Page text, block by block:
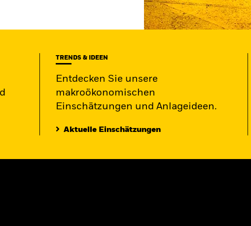
TRENDS & IDEEN
Entdecken Sie unsere
makroökonomischen
Einschätzungen und Anlageideen.
Aktuelle Einschätzungen